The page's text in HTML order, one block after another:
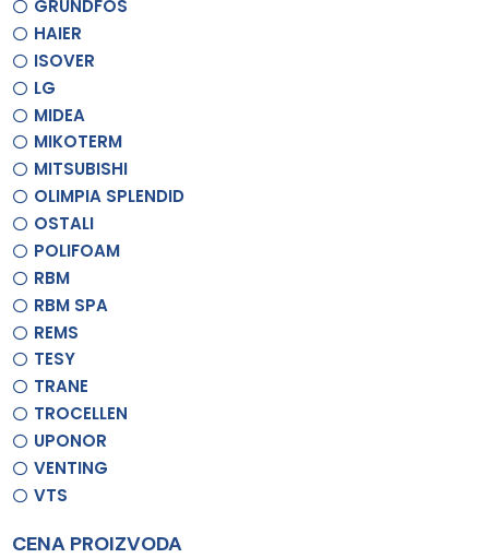
GRUNDFOS
HAIER
ISOVER
LG
MIDEA
MIKOTERM
MITSUBISHI
OLIMPIA SPLENDID
OSTALI
POLIFOAM
RBM
RBM SPA
REMS
TESY
TRANE
TROCELLEN
UPONOR
VENTING
VTS
CENA PROIZVODA